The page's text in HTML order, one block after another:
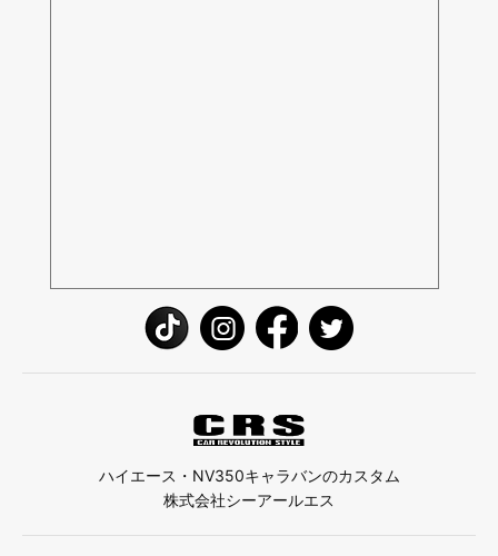
ハイエース・NV350キャラバンのカスタム
株式会社シーアールエス